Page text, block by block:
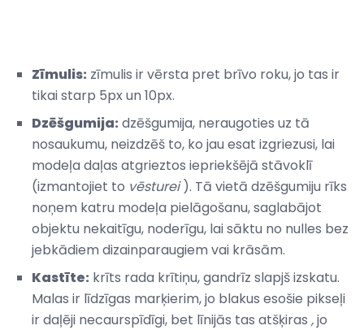
Zīmulis: zīmulis ir vērsta pret brīvo roku, jo tas ir
tikai starp 5px un 10px.
Dzēšgumija: dzēšgumija, neraugoties uz tā
nosaukumu, neizdzēš to, ko jau esat izgriezusi, lai
modeļa daļas atgrieztos iepriekšējā stāvoklī
(izmantojiet to vēsturei). Tā vietā dzēšgumiju rīks
noņem katru modeļa pielāgošanu, saglabājot
objektu nekaitīgu, noderīgu, lai sāktu no nulles bez
jebkādiem dizainparaugiem vai krāsām.
Kastīte: krīts rada krītiņu, gandrīz slapjš izskatu.
Malas ir līdzīgas marķierim, jo ​​blakus esošie pikseļi
ir daļēji necaurspīdīgi, bet līnijās tas atšķiras ,jo